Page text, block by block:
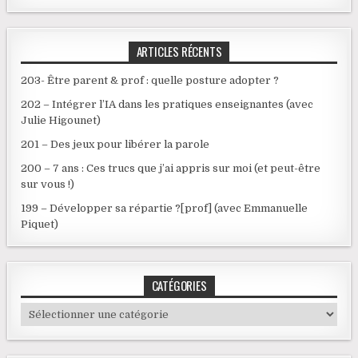
ARTICLES RÉCENTS
203- Être parent & prof : quelle posture adopter ?
202 – Intégrer l’IA dans les pratiques enseignantes (avec
Julie Higounet)
201 – Des jeux pour libérer la parole
200 – 7 ans : Ces trucs que j’ai appris sur moi (et peut-être
sur vous !)
199 – Développer sa répartie ?[prof] (avec Emmanuelle
Piquet)
CATÉGORIES
Catégories